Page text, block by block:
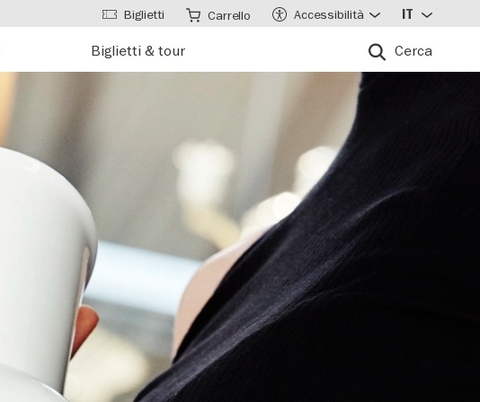
Biglietti & tour Cerca
Biglietti Carrello Accessibilità IT